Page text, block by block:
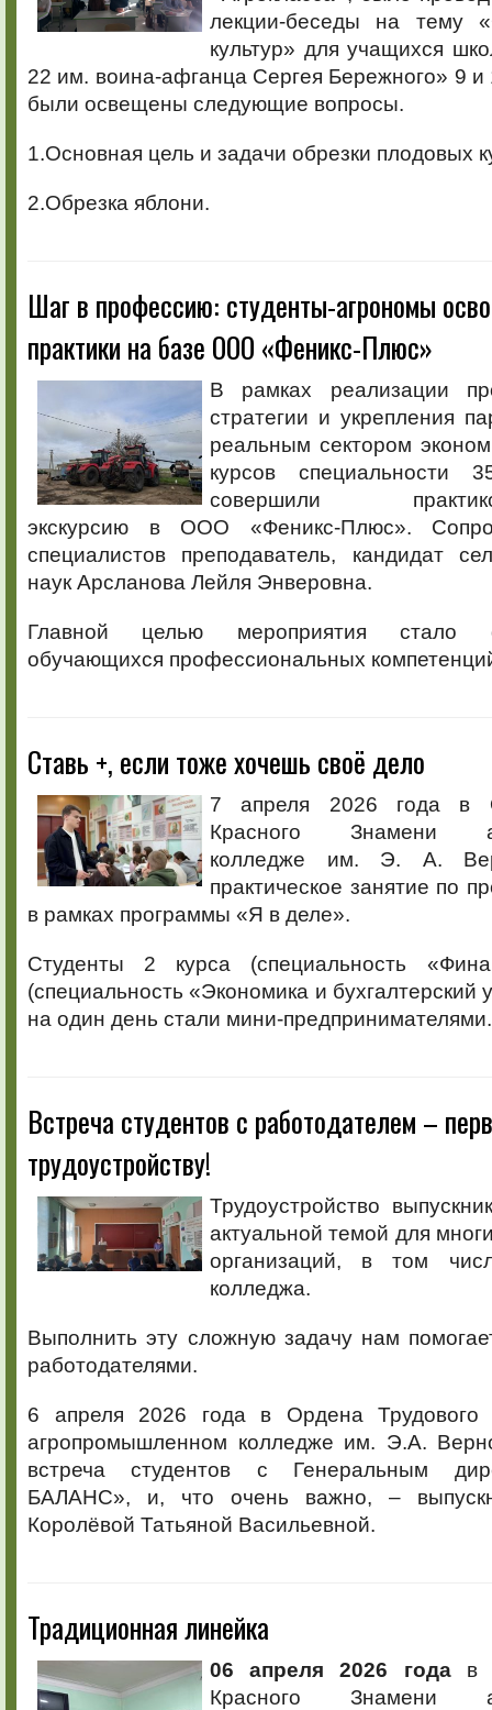
лекции-беседы на тему
культур» для учащихся
22 им. воина-афганца Сергея Бережного» 9 и
были освещены следующие вопросы.
1.Основная цель и задачи обрезки плодовых
2.Обрезка яблони.
Шаг в профессию: студенты-агрономы
практики на базе ООО «Феникс-Плюс»
В рамках реализации
стратегии и укрепления
реальным сектором
курсов специальности
совершили практико-
экскурсию в ООО «Феникс-Плюс».
специалистов преподаватель, кандидат
наук Арсланова Лейля Энверовна.
Главной целью мероприятия стало
обучающихся профессиональных
Ставь +, если тоже хочешь своё дело
7 апреля 2026 года в
Красного Знамени
колледже им. Э. А.
практическое занятие по
в рамках программы «Я в деле».
Студенты 2 курса (специальность
(специальность «Экономика и бухгалтерский
на один день стали мини-предпринимателями.
Встреча студентов с работодателем –
трудоустройству!
Трудоустройство
актуальной темой для
организаций, в том
колледжа.
Выполнить эту сложную задачу нам
работодателями.
6 апреля 2026 года в Ордена Трудового
агропромышленном колледже им. Э.А.
встреча студентов с Генеральным
БАЛАНС», и, что очень важно, –
Королёвой Татьяной Васильевной.
Традиционная линейка
06 апреля 2026 годав
Красного Знамени